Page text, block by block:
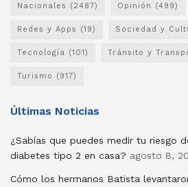
Nacionales (2487) Opinión (499)
Redes y Apps (19) Sociedad y
Tecnología (101) Tránsito y
Turismo (917)
Últimas Noticias
¿Sabías que puedes medir tu riesgo
diabetes tipo 2 en casa? agosto 8,
Cómo los hermanos Batista